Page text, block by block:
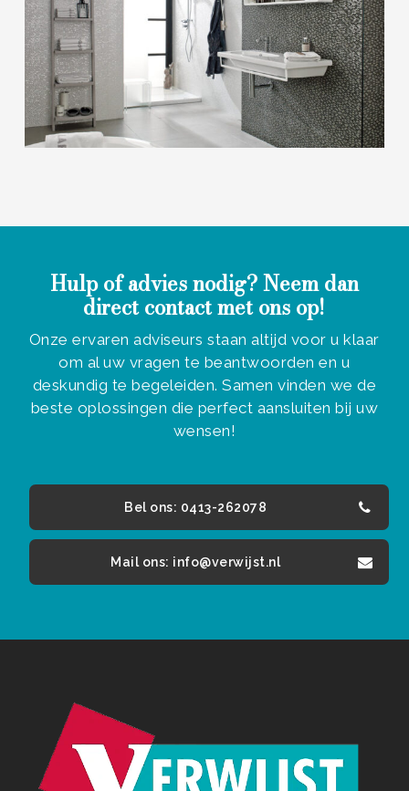
Hulp of advies nodig? Neem dan
direct contact met ons op!
Onze ervaren adviseurs staan altijd voor u klaar
om al uw vragen te beantwoorden en u
deskundig te begeleiden. Samen vinden we de
beste oplossingen die perfect aansluiten bij uw
wensen!
Bel ons: 0413-262078
Mail ons: info@verwijst.nl